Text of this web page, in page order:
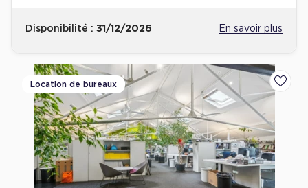
Disponibilité : 31/12/2026 En savoir plus
Location de bureaux